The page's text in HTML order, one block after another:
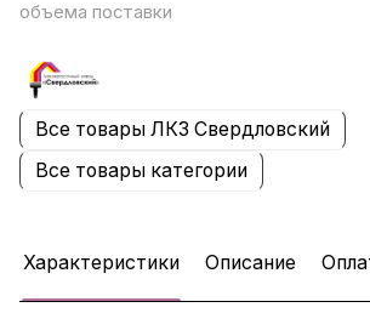
объема поставки
Все товары ЛКЗ Свердловский
Все товары категории
Характеристики Описание